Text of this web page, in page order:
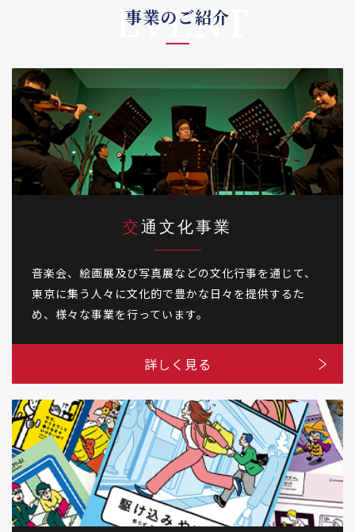
事業のご紹介
交通文化事業
音楽会、絵画展及び写真展などの文化行事を通じて、
東京に集う人々に文化的で豊かな日々を提供するた
め、様々な事業を行っています。
詳しく見る